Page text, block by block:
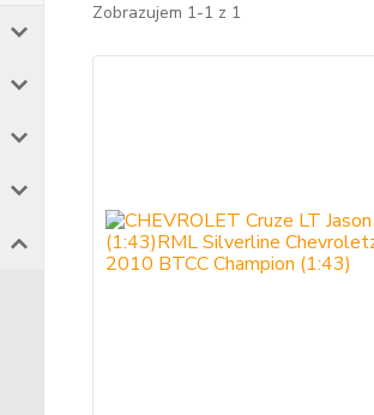
Zobrazujem 1-1 z 1